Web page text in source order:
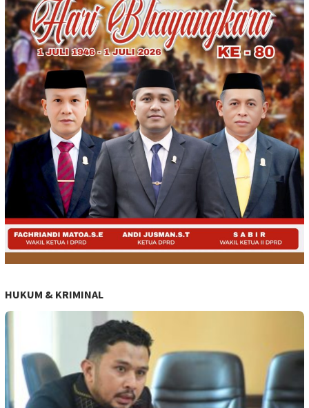
HUKUM & KRIMINAL